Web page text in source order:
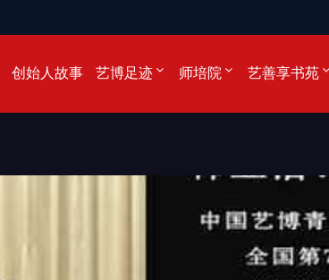
创始人故事 艺博足迹 师培院 艺善享书苑